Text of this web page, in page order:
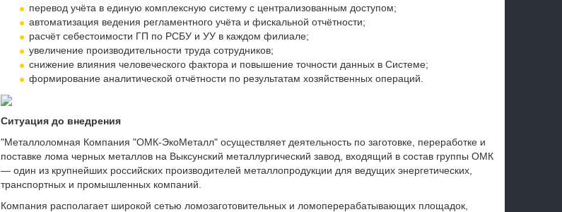
перевод учёта в единую комплексную систему с централизованным доступом;
автоматизация ведения регламентного учёта и фискальной отчётности;
расчёт себестоимости ГП по РСБУ и УУ в каждом филиале;
увеличение производительности труда сотрудников;
снижение влияния человеческого фактора и повышение точности данных в Системе;
формирование аналитической отчётности по результатам хозяйственных операций.
Ситуация до внедрения
"Металлоломная Компания "ОМК-ЭкоМеталл" осуществляет деятельность по заготовке, переработке и
поставке лома черных металлов на Выксунский металлургический завод, входящий в состав группы ОМК
— один из крупнейших российских производителей металлопродукции для ведущих энергетических,
транспортных и промышленных компаний.
Компания располагает широкой сетью ломозаготовительных и ломоперерабатывающих площадок,